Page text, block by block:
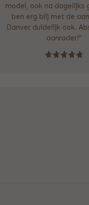
model, ook na dagelijks
ben erg blij met de
Danver duidelijk ook.
aanrader!"